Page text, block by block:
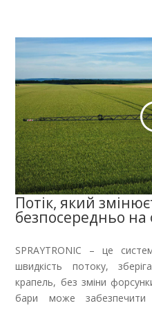
Потік, який
безпосередньо на
SPRAYTRONIC – це
швидкість потоку,
крапель, без зміни
бари може забезпечити